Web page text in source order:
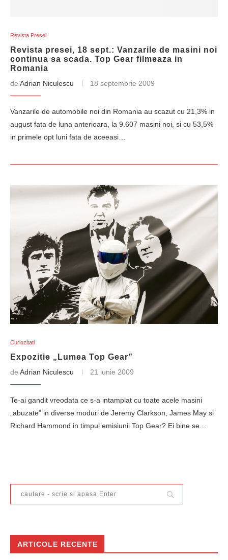
Revista Presei
Revista presei, 18 sept.: Vanzarile de masini noi
continua sa scada. Top Gear filmeaza in
Romania
de Adrian Niculescu 18 septembrie 2009
Vanzarile de automobile noi din Romania au scazut cu 21,3% in
august fata de luna anterioara, la 9.607 masini noi, si cu 53,5%
in primele opt luni fata de aceeasi…
Curiozitati
Expozitie „Lumea Top Gear”
de Adrian Niculescu 21 iunie 2009
Te-ai gandit vreodata ce s-a intamplat cu toate acele masini
„abuzate” in diverse moduri de Jeremy Clarkson, James May si
Richard Hammond in timpul emisiunii Top Gear? Ei bine se…
ARTICOLE RECENTE